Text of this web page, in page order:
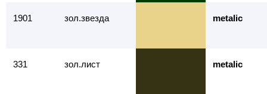
1901 зол.звезда metalic
331 зол.лист metalic